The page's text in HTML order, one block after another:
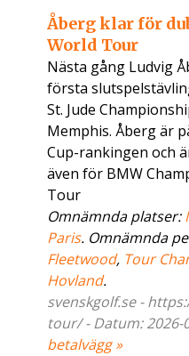
Åberg klar för
World Tour
Nästa gång Ludvig
första
St. Jude
Memphis. Åberg är
Cup-rankingen och
även för BMW
Tour
Omnämnda platser:
Paris. Omnämnda
Fleetwood, Tour
Hovland.
svenskgolf.se -
tour/ - Datum: 2026-
betalvägg »